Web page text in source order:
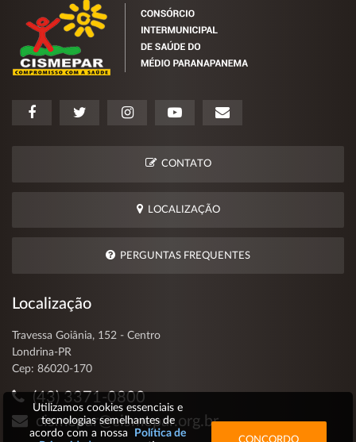
CONTATO
LOCALIZAÇÃO
PERGUNTAS FREQUENTES
Localização
Travessa Goiânia, 152 - Centro
Londrina-PR
Cep: 86020-170
(43) 3371-0800
cismepar@cismepar.org.br
Utilizamos cookies essenciais e
tecnologias semelhantes de
acordo com a nossa
Política de
CONCORDO